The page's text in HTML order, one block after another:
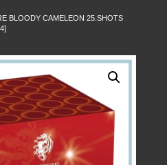
BLOODY CAMELEON 25.SHOTS